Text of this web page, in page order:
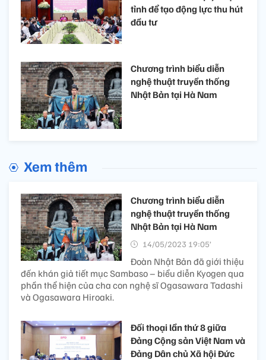
tỉnh để tạo động lực thu hút
đầu tư
Chương trình biểu diễn
nghệ thuật truyền thống
Nhật Bản tại Hà Nam
Xem thêm
Chương trình biểu diễn
nghệ thuật truyền thống
Nhật Bản tại Hà Nam
14/05/2023 19:05’
Đoàn Nhật Bản đã giới thiệu
đến khán giả tiết mục Sambaso – biểu diễn Kyogen qua
phần thể hiện của cha con nghệ sĩ Ogasawara Tadashi
và Ogasawara Hiroaki.
Đối thoại lần thứ 8 giữa
Đảng Cộng sản Việt Nam và
Đảng Dân chủ Xã hội Đức